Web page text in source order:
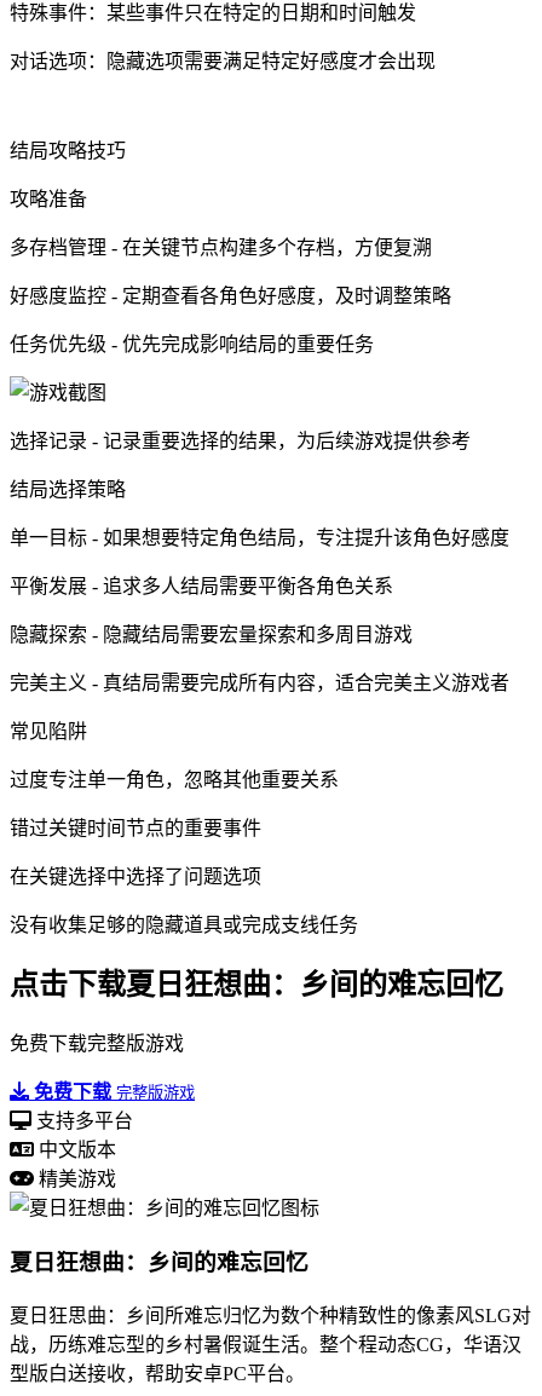
特殊事件：某些事件只在特定的日期和时间触发
对话选项：隐藏选项需要满足特定好感度才会出现
结局攻略技巧
攻略准备
多存档管理 - 在关键节点构建多个存档，方便复溯
好感度监控 - 定期查看各角色好感度，及时调整策略
任务优先级 - 优先完成影响结局的重要任务
选择记录 - 记录重要选择的结果，为后续游戏提供参考
结局选择策略
单一目标 - 如果想要特定角色结局，专注提升该角色好感度
平衡发展 - 追求多人结局需要平衡各角色关系
隐藏探索 - 隐藏结局需要宏量探索和多周目游戏
完美主义 - 真结局需要完成所有内容，适合完美主义游戏者
常见陷阱
过度专注单一角色，忽略其他重要关系
错过关键时间节点的重要事件
在关键选择中选择了问题选项
没有收集足够的隐藏道具或完成支线任务
点击下载夏日狂想曲：乡间的难忘回忆
免费下载完整版游戏
免费下载 完整版游戏
支持多平台
中文版本
精美游戏
夏日狂想曲：乡间的难忘回忆
夏日狂思曲：乡间所难忘归忆为数个种精致性的像素风SLG对
战，历练难忘型的乡村暑假诞生活。整个程动态CG，华语汉
型版白送接收，帮助安卓PC平台。